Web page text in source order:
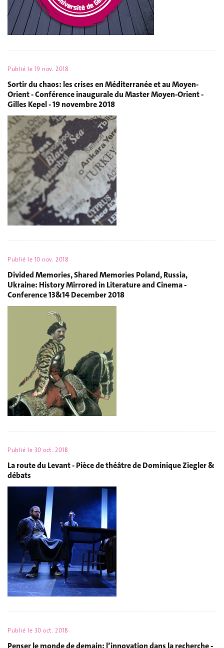
Publié le 19 nov. 2018
Sortir du chaos: les crises en Méditerranée et au Moyen-
Orient - Conférence inaugurale du Master Moyen-Orient -
Gilles Kepel - 19 novembre 2018
Publié le 10 nov. 2018
Divided Memories, Shared Memories Poland, Russia,
Ukraine: History Mirrored in Literature and Cinema -
Conference 13&14 December 2018
Publié le 30 oct. 2018
La route du Levant - Pièce de théâtre de Dominique Ziegler &
débats
Publié le 30 oct. 2018
Penser le monde de demain: l’innovation dans la recherche -